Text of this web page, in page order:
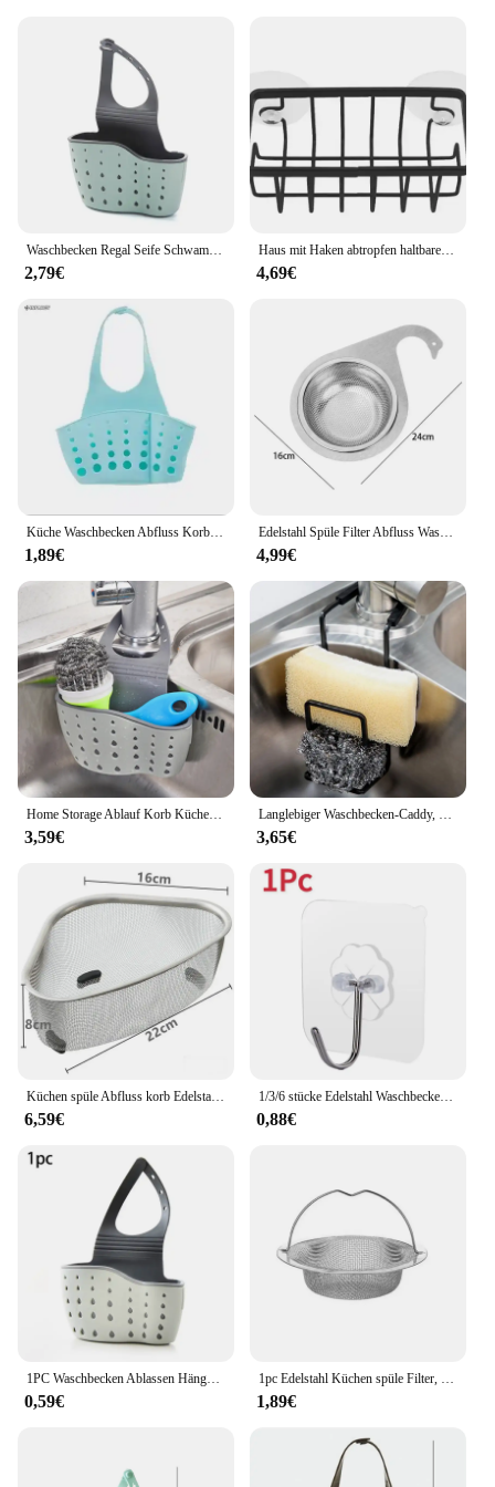
Waschbecken Regal Seife Schwamm Drain Rack Bad Halter Küche Lagerung Saugnapf Küche Organizer Waschbecken küche Zubehör Waschen
2,79€
Haus mit Haken abtropfen haltbare Seife schwarz Küchen spüle Scrub ber Arbeits platte Schwamm halter ausgehöhlt Saugnapf Caddy Organizer
4,69€
Küche Waschbecken Abfluss Korb Wasserhahn Hängen Tasche Seife Schwamm Halter Einstellbare Silikon Ablauf Korb Küche Lagerung Zubehör
1,89€
Edelstahl Spüle Filter Abfluss Wasser korb Spüle Küche Schwan Filter korb gewidmet hängende Siebe übrig gebliebene Lager regal
4,99€
3,59€ 3,65€
6,59€
1/3/6 stücke Edelstahl Waschbecken Schwamm Rack Für Schwamm Stahl Draht Ball Ablassen Paste Die Innenwand der Waschbecken Küche Liefert
0,88€
0,59€ 1,89€